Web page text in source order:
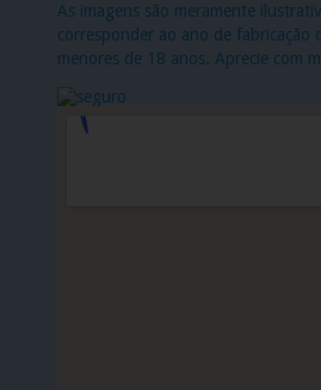
As imagens são meramente
corresponder ao ano de fabricação
menores de 18 anos. Aprecie com